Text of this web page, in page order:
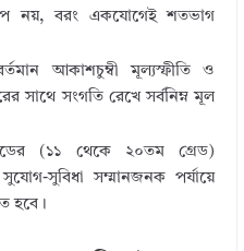
নয়, বরং একযোগেই শতভাগ
আকাশচুম্বী মূল্যস্ফীতি ও
সাথে সংগতি রেখে সর্বনিম্ন মূল
(১১ থেকে ২০তম গ্রেড)
সুবিধা সম্মানজনক পর্যায়ে
হবে।